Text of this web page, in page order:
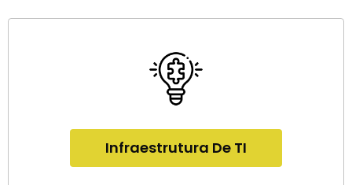
Infraestrutura De TI